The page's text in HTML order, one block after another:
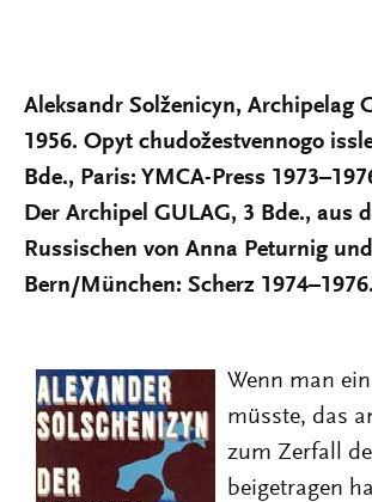
Aleksandr Solženicyn, Archipelag
1956. Opyt chudožestvennogo
Bde., Paris: YMCA-Press
Der Archipel GULAG, 3 Bde., aus
Russischen von Anna Peturnig
Bern/München: Scherz 1974–1976.
Wenn man
müsste, das
zum Zerfall
beigetragen